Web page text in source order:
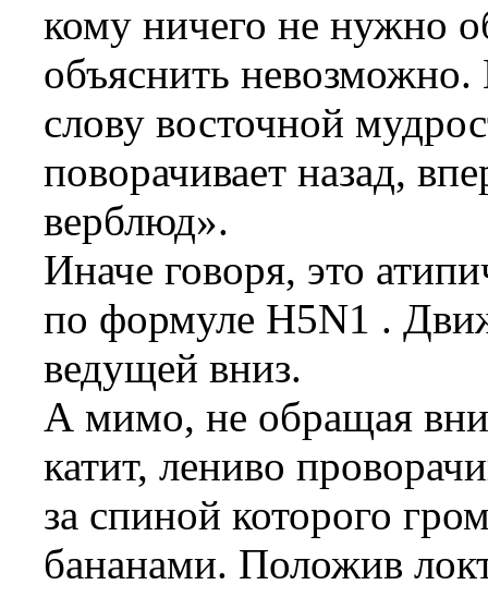
кому ничего не нужно
объяснить
слову восточной
поворачивает назад,
верблюд».
Иначе говоря, это
по формуле Н5N1 .
ведущей вниз.
А мимо, не обращая
катит, лениво
за спиной которого
бананами. Положив